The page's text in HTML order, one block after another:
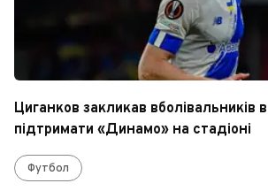
Циганков закликав вболівальників
підтримати «Динамо» на стадіоні
Футбол